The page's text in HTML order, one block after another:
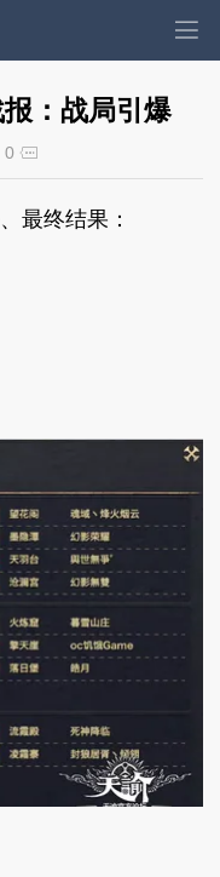
：战局引爆
0
终结果：